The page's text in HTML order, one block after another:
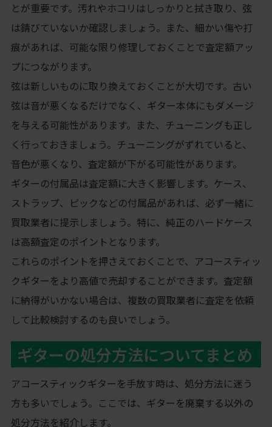
とが重要です。汚れやホコリはしっかりと拭き取り、弦
は錆びていないか確認しましょう。また、細かい傷や打
痕があれば、可能な限り修理しておくことで査定額アッ
プにつながります。
弦は新しいものに取り換えておくことが大切です。古い
弦は音が悪くなるだけでなく、ギター本体にもダメージ
を与える可能性があります。また、チューニングも正し
く行っておきましょう。チューニングがずれていると、
音色が悪くなり、査定額が下がる可能性があります。
ギターの付属品は査定額に大きく影響します。ケース、
ストラップ、ピックなどの付属品があれば、必ず一緒に
買取業者に提示しましょう。特に、純正のハードケース
は高額査定のポイントとなります。
これらのポイントを押さえておくことで、アコースティッ
クギターをより高値で売却することができます。査定額
に納得がいかない場合は、複数の買取業者に査定を依頼
して比較検討するのも良いでしょう。
ギターの処分方法についてまとめ
アコースティックギターを手放す時は、処分方法に迷う
方も多いでしょう。ここでは、ギターを廃棄する以外の
処分方法を紹介します。